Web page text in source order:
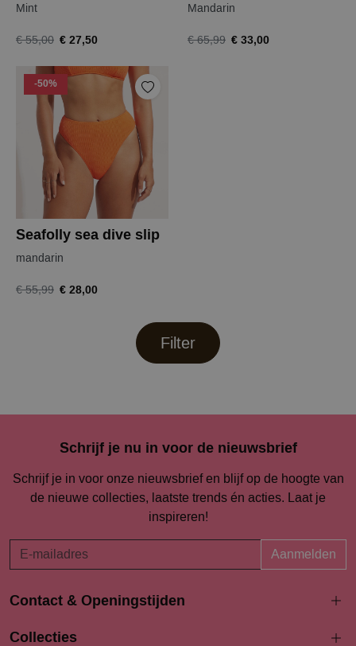
Mint
€ 55,00 € 27,50
Mandarin
€ 65,99 € 33,00
-50%
Seafolly sea dive slip
mandarin
€ 55,99 € 28,00
Filter
Schrijf je nu in voor de nieuwsbrief
Schrijf je in voor onze nieuwsbrief en blijf op de hoogte van
de nieuwe collecties, laatste trends én acties. Laat je
inspireren!
Aanmelden
Contact & Openingstijden
Langestraat 94-96
Collecties